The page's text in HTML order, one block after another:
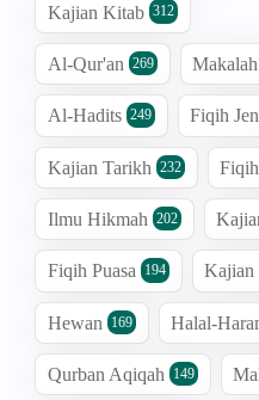
Kajian Kitab 312
Al-Qur'an 269
Al-Hadits 249 Fiqih
Kajian Tarikh 232
Ilmu Hikmah 202
Fiqih Puasa 194
Hewan 169 Halal-
Qurban Aqiqah 149